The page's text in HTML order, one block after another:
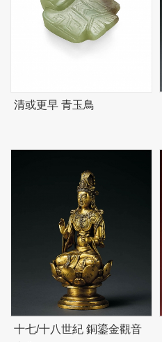
清或更早 青玉鳥
十七/十八世紀 銅鎏金觀音